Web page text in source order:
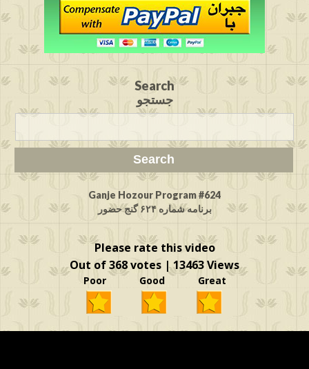
Search
جستجو
Ganje Hozour Program #624
برنامه شماره ۶۲۴ گنج حضور
Please rate this video
Out of 368 votes | 13463 Views
Poor Good Great